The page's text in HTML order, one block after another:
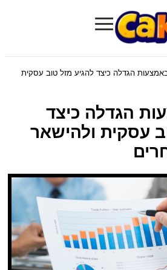
≡
הגדלה כיצד להגיע מזל טוב עסקית
הגדלה כיצד
עסקית ולהישאר